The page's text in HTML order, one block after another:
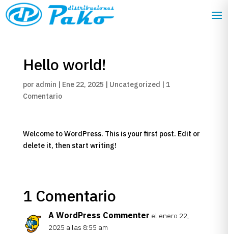
Hello world!
por admin | Ene 22, 2025 | Uncategorized |1
Comentario
Welcome to WordPress. This is your first post. Edit or
delete it, then start writing!
1 Comentario
A WordPress Commenter el enero 22,
2025 a las 8:55 am